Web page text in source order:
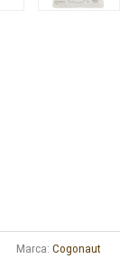
Marca: Cogonaut